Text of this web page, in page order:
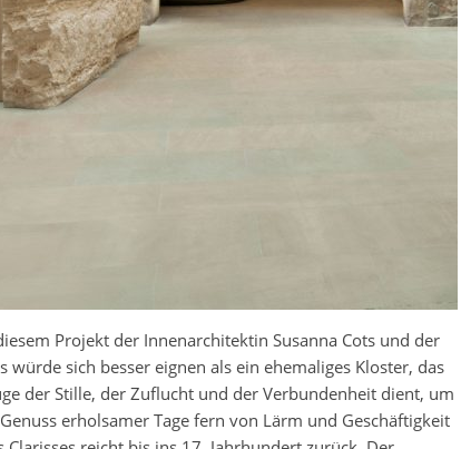
Projekt der Innenarchitektin Susanna Cots und der
würde sich besser eignen als ein ehemaliges Kloster, das
der Stille, der Zuflucht und der Verbundenheit dient, um
erholsamer Tage fern von Lärm und Geschäftigkeit